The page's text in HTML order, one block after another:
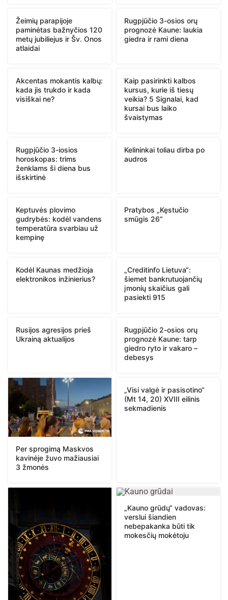
Žeimių parapijoje
paminėtas bažnyčios 120
metų jubiliejus ir Šv. Onos
atlaidai
Rugpjūčio 3-osios orų
prognozė Kaune: laukia
giedra ir rami diena
Akcentas mokantis kalbų:
kada jis trukdo ir kada
visiškai ne?
Kaip pasirinkti kalbos
kursus, kurie iš tiesų
veikia? 5 Signalai, kad
kursai bus laiko
švaistymas
Rugpjūčio 3-iosios
horoskopas: trims
ženklams ši diena bus
išskirtinė
Kelininkai toliau dirba po
audros
Keptuvės plovimo
gudrybės: kodėl vandens
temperatūra svarbiau už
kempinę
Pratybos „Kęstučio
smūgis 26“
Kodėl Kaunas medžioja
elektronikos inžinierius?
„Creditinfo Lietuva“:
šiemet bankrutuojančių
įmonių skaičius gali
pasiekti 915
Rusijos agresijos prieš
Ukrainą aktualijos
Rugpjūčio 2-osios orų
prognozė Kaune: tarp
giedro ryto ir vakaro –
debesys
Per sprogimą Maskvos
kavinėje žuvo mažiausiai
3 žmonės
„Visi valgė ir pasisotino“
(Mt 14, 20) XVIII eilinis
sekmadienis
„Kauno grūdų“ vadovas:
verslui šiandien
nebepakanka būti tik
mokesčių mokėtoju